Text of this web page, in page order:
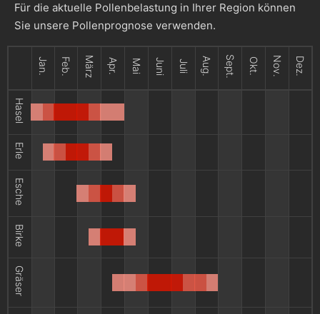
Für die aktuelle Pollenbelastung in Ihrer Region können
Sie unsere Pollenprognose verwenden.
Jan. Feb. März Apr. Mai Juni Juli Aug. Sept. Okt. Nov. Dez.
Hasel
Erle
Esche
Birke
Gräser